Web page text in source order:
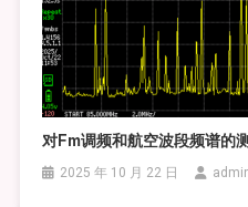
对fm调频和航空波段频谱的
2025 年 10 月 22 日